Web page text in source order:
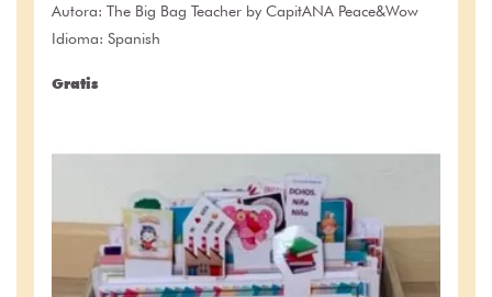
Autora: The Big Bag Teacher by CapitANA Peace&Wow
Idioma: Spanish
Gratis